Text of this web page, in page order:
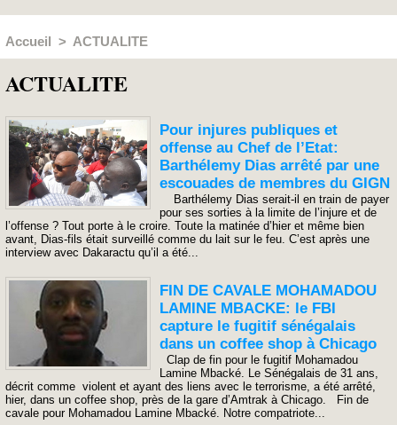
Accueil > ACTUALITE
ACTUALITE
Pour injures publiques et
offense au Chef de l’Etat:
Barthélemy Dias arrêté par une
escouades de membres du GIGN
Barthélemy Dias serait-il en train de payer
pour ses sorties à la limite de l’injure et de
l’offense ? Tout porte à le croire. Toute la matinée d’hier et même bien
avant, Dias-fils était surveillé comme du lait sur le feu. C’est après une
interview avec Dakaractu qu’il a été...
FIN DE CAVALE MOHAMADOU
LAMINE MBACKE: le FBI
capture le fugitif sénégalais
dans un coffee shop à Chicago
Clap de fin pour le fugitif Mohamadou
Lamine Mbacké. Le Sénégalais de 31 ans,
décrit comme violent et ayant des liens avec le terrorisme, a été arrêté,
hier, dans un coffee shop, près de la gare d’Amtrak à Chicago. Fin de
cavale pour Mohamadou Lamine Mbacké. Notre compatriote...